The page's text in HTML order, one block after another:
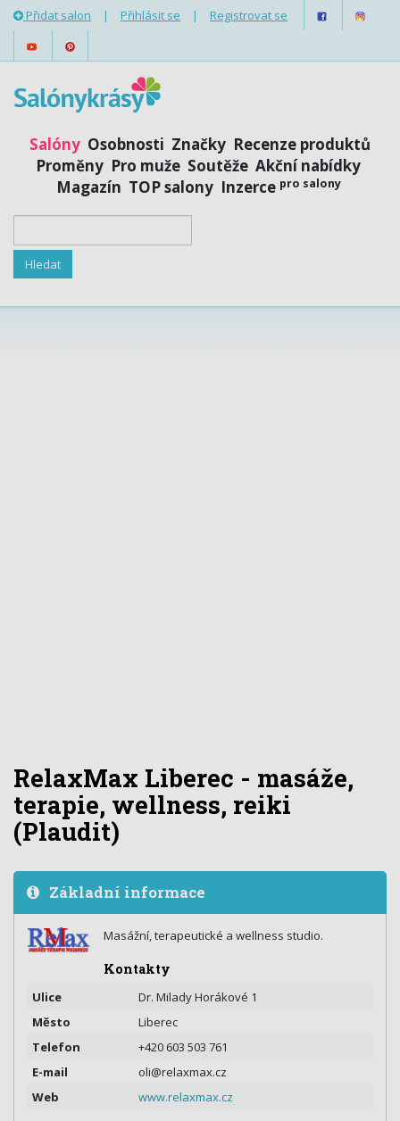
Přidat salon | Přihlásit se | Registrovat se
Salóny Osobnosti Značky Recenze produktů
Proměny Pro muže Soutěže Akční nabídky
Magazín TOP salony Inzerce pro salony
RelaxMax Liberec - masáže,
terapie, wellness, reiki
(Plaudit)
Základní informace
Masážní, terapeutické a wellness studio.
Kontakty
Ulice
Dr. Milady Horákové 1
Město
Liberec
Telefon
+420 603 503 761
E-mail
oli@relaxmax.cz
Web
www.relaxmax.cz